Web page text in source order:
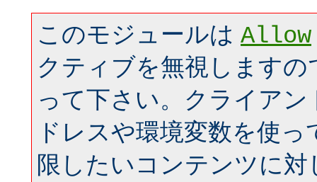
このモジュールは Allow
クティブを無視しますの
って下さい。クライア
ドレスや環境変数を使
限したいコンテンツに